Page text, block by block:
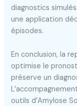
diagnostics
une application
épisodes.
En conclusion, la
optimise le
préserve un
outils d’Amylose